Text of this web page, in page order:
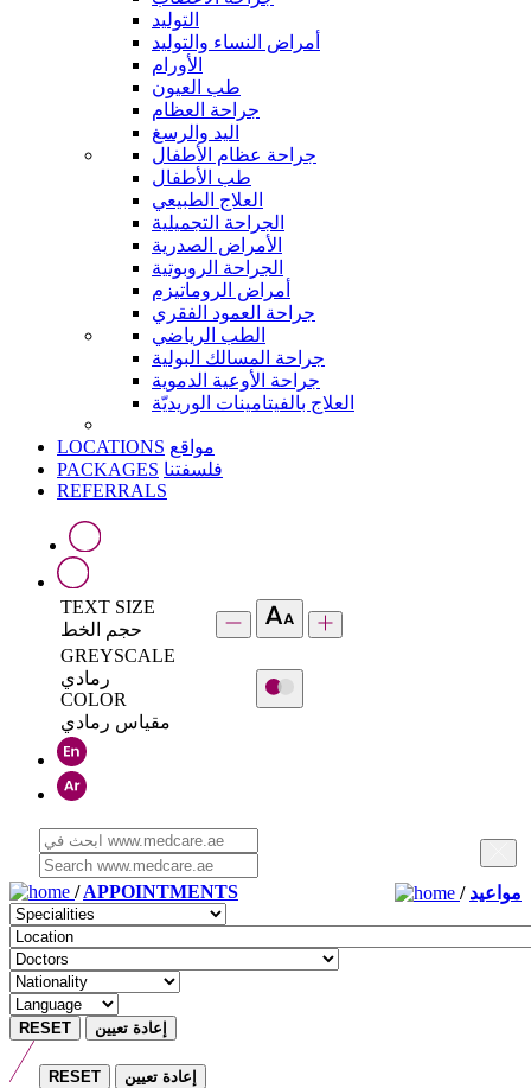
التوليد
أمراض النساء والتوليد
الأورام
طب العيون
جراحة العظام
اليد والرسغ
جراحة عظام الأطفال
طب الأطفال
العلاج الطبيعي
الجراحة التجميلية
الأمراض الصدرية
الجراحة الروبوتية
أمراض الروماتيزم
جراحة العمود الفقري
الطب الرياضي
جراحة المسالك البولية
جراحة الأوعية الدموية
العلاج بالفيتامينات الوريديّة
LOCATIONS مواقع
PACKAGES فلسفتنا
REFERRALS
TEXT SIZE
حجم الخط
GREYSCALE
رمادي
COLOR
مقياس رمادي
/APPOINTMENTS / مواعيد
RESET إعادة تعيين
RESET إعادة تعيين